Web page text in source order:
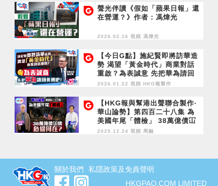
聲光伴讀《假如「蘋果日報」還
在營運？》作者：馮煒光
2026.02.16 視頻 馮煒光
【今日G點】施紀賢即將訪華造
勢 渴望「黃金時代」商業對話
重啟？為表誠意 先把華為請回
英國吧！
2026.01.22 視頻 HKG報製作
【HKG報與幫港出聲聯合製作‧
華山論勢】第四百二十八集 為
美國年尾「體檢」 38萬億債冚
債危機何在？
2025.12.24 視頻 周融
關於我們
私隱政策及免責聲明
HKGPAO.COM LIMITED